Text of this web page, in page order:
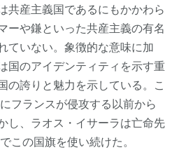
共産主義国であるにもかかわら
ーや鎌といった共産主義の有名
ていない。象徴的な意味に加
国のアイデンティティを示す重
の誇りと魅力を示している。こ
フランスが侵攻する以前から
し、ラオス・イサーラは亡命先
この国旗を使い続けた。